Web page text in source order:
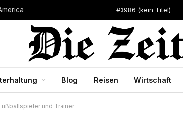
#3986 (kein Titel)
Blog Reisen Wirtschaft
und Trainer